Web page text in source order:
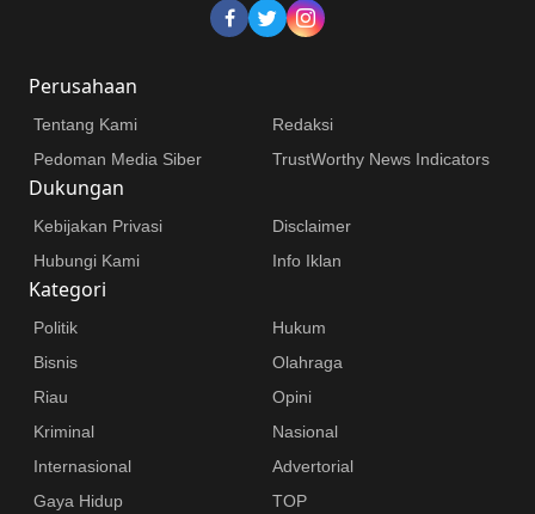
Perusahaan
Tentang Kami
Redaksi
Pedoman Media Siber
TrustWorthy News Indicators
Dukungan
Kebijakan Privasi
Disclaimer
Hubungi Kami
Info Iklan
Kategori
Politik
Hukum
Bisnis
Olahraga
Riau
Opini
Kriminal
Nasional
Internasional
Advertorial
Gaya Hidup
TOP